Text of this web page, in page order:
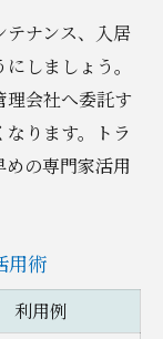
テナンス、入居
しましょう。
理会社へ委託す
ります。トラ
の専門家活用
用術
利用例